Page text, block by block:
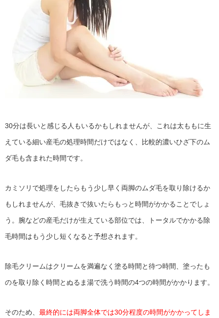
30分は長いと感じる人もいるかもしれませんが、これは太ももに生
えている細い産毛の処理時間だけではなく、比較的濃いひざ下のム
ダ毛も含まれた時間です。
カミソリで処理をしたらもう少し早く両脚のムダ毛を取り除けるか
もしれませんが、毛抜きで抜いたらもっと時間がかかることでしょ
う。腕などの産毛だけが生えている部位では、トータルでかかる除
毛時間はもう少し短くなると予想されます。
除毛クリームはクリームを満遍なく塗る時間と待つ時間、塗ったも
のを取り除く時間とぬるま湯で洗う時間の4つの時間がかかります。
そのため、 最終的には両脚全体では30分程度の時間がかかってしま